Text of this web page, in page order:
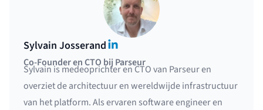
Sylvain JosserandLinkedIn
Co-Founder en CTO bij Parseur
Sylvain is medeoprichter en CTO van Parseur en
overziet de architectuur en wereldwijde infrastructuur
van het platform. Als ervaren software engineer en